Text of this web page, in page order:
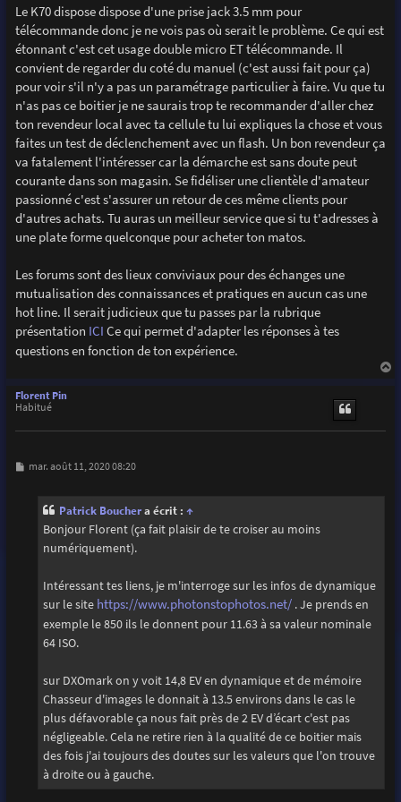
Le K70 dispose dispose d'une prise jack 3.5 mm pour
télécommande donc je ne vois pas où serait le problème. Ce qui est
étonnant c'est cet usage double micro ET télécommande. Il
convient de regarder du coté du manuel (c'est aussi fait pour ça)
pour voir s'il n'y a pas un paramétrage particulier à faire. Vu que tu
n'as pas ce boitier je ne saurais trop te recommander d'aller chez
ton revendeur local avec ta cellule tu lui expliques la chose et vous
faites un test de déclenchement avec un flash. Un bon revendeur ça
va fatalement l'intéresser car la démarche est sans doute peut
courante dans son magasin. Se fidéliser une clientèle d'amateur
passionné c'est s'assurer un retour de ces même clients pour
d'autres achats. Tu auras un meilleur service que si tu t'adresses à
une plate forme quelconque pour acheter ton matos.
Les forums sont des lieux conviviaux pour des échanges une
mutualisation des connaissances et pratiques en aucun cas une
hot line. Il serait judicieux que tu passes par la rubrique
présentation ICI Ce qui permet d'adapter les réponses à tes
questions en fonction de ton expérience.
Florent Pin
Habitué
M
mar. août 11, 2020 08:20
Patrick Bouchera écrit : ↑
Bonjour Florent (ça fait plaisir de te croiser au moins
numériquement).
Intéressant tes liens, je m'interroge sur les infos de dynamique
sur le site https://www.photonstophotos.net/. Je prends en
exemple le 850 ils le donnent pour 11.63 à sa valeur nominale
64 ISO.
sur DXOmark on y voit 14,8 EV en dynamique et de mémoire
Chasseur d'images le donnait à 13.5 environs dans le cas le
plus défavorable ça nous fait près de 2 EV d’écart c'est pas
négligeable. Cela ne retire rien à la qualité de ce boitier mais
des fois j'ai toujours des doutes sur les valeurs que l'on trouve
à droite ou à gauche.